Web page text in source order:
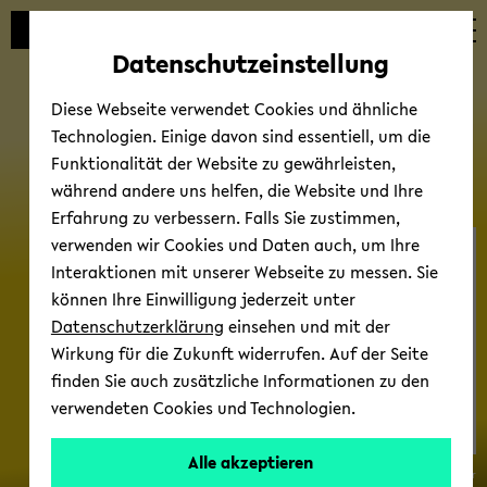
Automatische
vermeiden
zum
wechseln
zum
wechseln
zum
wechseln
trans*, inter* und nicht-​
binäre Le­bens­rea­li­tät an
der Hoch­schu­le
© San­dra Win­hel­ler
Datenschutzeinstellung
Diese Webseite verwendet Cookies und ähnliche
Technologien. Einige davon sind essentiell, um die
Funktionalität der Website zu gewährleisten,
während andere uns helfen, die Website und Ihre
Erfahrung zu verbessern. Falls Sie zustimmen,
verwenden wir Cookies und Daten auch, um Ihre
Interaktionen mit unserer Webseite zu messen. Sie
können Ihre Einwilligung jederzeit unter
Datenschutzerklärung einsehen und mit der
Wirkung für die Zukunft widerrufen. Auf der Seite
finden Sie auch zusätzliche Informationen zu den
verwendeten Cookies und Technologien.
Alle akzeptieren